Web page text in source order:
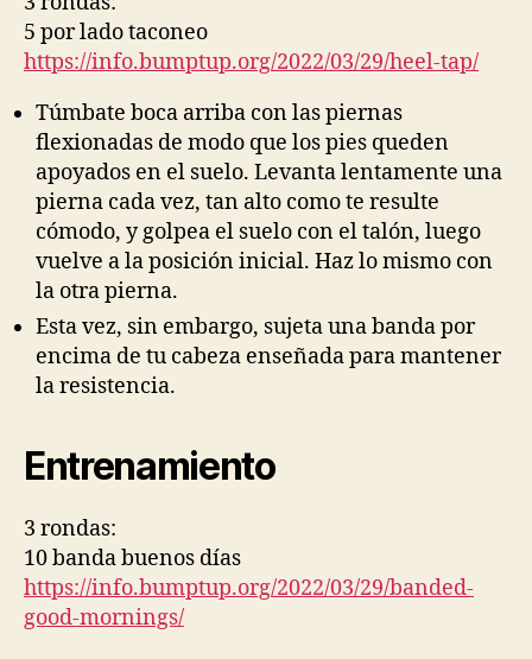
5 por lado taconeo
https://info.bumptup.org/2022/03/29/heel-tap/
Túmbate boca arriba con las piernas
flexionadas de modo que los pies queden
apoyados en el suelo. Levanta lentamente una
pierna cada vez, tan alto como te resulte
cómodo, y golpea el suelo con el talón, luego
vuelve a la posición inicial. Haz lo mismo con
la otra pierna.
Esta vez, sin embargo, sujeta una banda por
encima de tu cabeza enseñada para mantener
la resistencia.
Entrenamiento
3 rondas:
10 banda buenos días
https://info.bumptup.org/2022/03/29/banded-
good-mornings/